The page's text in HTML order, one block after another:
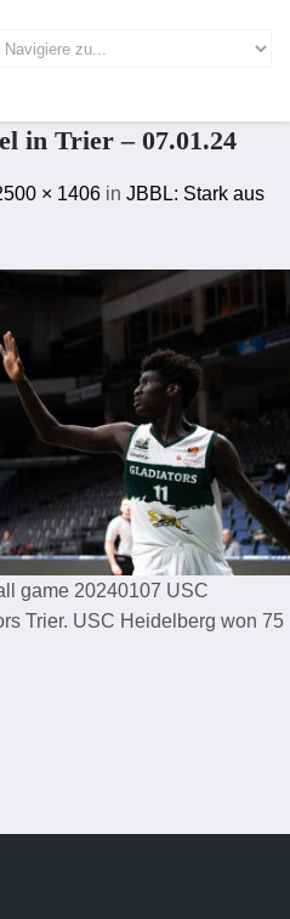
in Trier – 07.01.24
× 1406 in JBBL: Stark aus
game 20240107 USC
Trier. USC Heidelberg won 75